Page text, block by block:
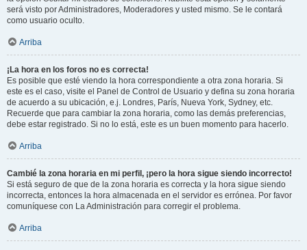
será visto por Administradores, Moderadores y usted mismo. Se le contará
como usuario oculto.
Arriba
¡La hora en los foros no es correcta!
Es posible que esté viendo la hora correspondiente a otra zona horaria. Si
este es el caso, visite el Panel de Control de Usuario y defina su zona horaria
de acuerdo a su ubicación, e.j. Londres, París, Nueva York, Sydney, etc.
Recuerde que para cambiar la zona horaria, como las demás preferencias,
debe estar registrado. Si no lo está, este es un buen momento para hacerlo.
Arriba
Cambié la zona horaria en mi perfil, ¡pero la hora sigue siendo incorrecto!
Si está seguro de que de la zona horaria es correcta y la hora sigue siendo
incorrecta, entonces la hora almacenada en el servidor es errónea. Por favor
comuníquese con La Administración para corregir el problema.
Arriba